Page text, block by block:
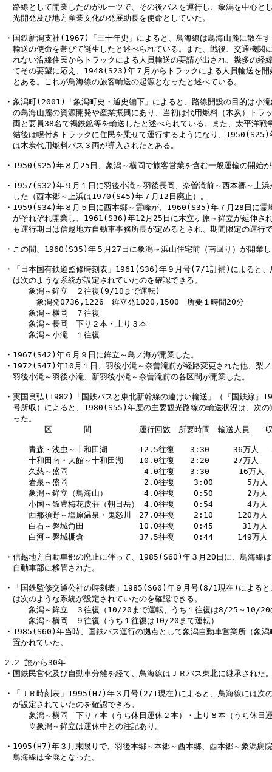
路線として開業したのがルーツで、その後バスを運行し、象潟を中心と
光開発及び地方産業文化の発展助長を使命としていた。
・国鉄新潟支社(1967)「三十年史」によると、鳥海線は鳥海山麓に散在
輸送の使命を帯びて誕生したと述べられている。また、戦後、交通機関
れない沿線住民からトラックによる人員輸送の要請が出され、幾多の経
てその要望に応え、1948(S23)年７月からトラックによる人員輸送を開
とある。これが鳥海線の旅客輸送の起源となったと述べている。
・象潟町(2001)「象潟町史・通史編下」によると、路線開設の目的は小
の鳥海山麓の資源開発や産業振興にあり、当初は代用燃料（木炭）トラ
両と要員38名で褐鉄鉱等を輸送したと述べられている。また、太平洋戦
結後は幌付きトラックに住民を乗せて運行するようになり、1950(S25)
は木炭代用燃料バス３両が導入されたとある。
・1950(S25)年８月25日、象潟～横岡で旅客営業を含む一般運輸の開始
・1957(S32)年９月１日に羽後小滝～羽後長岡、奈曽滝前～西本郷～上浜
した（西本郷～上浜は1970(S45)年７月12日廃止）。
・1959(S34)年８月５日に西本郷～霊峰が、1960(S35)年７月28日に霊
がそれぞれ開業し、1961(S36)年12月25日に木立ヶ原～鉾立が延伸さ
も運行期日は信越地方自動車事務所長が定めるとされ、期間限定の運行
・この間、1960(S35)年５月27日に象潟～浜山住宅前（南回り）が開業
・「日本国有鉄道監修時刻表」1961(S36)年９月号(7/1訂補)によると、
は次のような系統が設定されていたのを確認できる。
象潟～鉾立　２往復(9/10まで運転)
象潟発0736,1226　鉾立発1020,1500　所要１時間20分
象潟～横岡　７往復
象潟～長岡　下り２本・上り３本
象潟～小滝　１往復
・1967(S42)年６月９日に鉾立～鳥ノ海が開業した。
・1972(S47)年10月１日、羽後小滝～奈曽滝前が経路変更された他、梨
羽後小滝～羽後小滝、新羽後小滝～奈曽滝前の各区間が開業した。
・実国良弘(1982)「国鉄バスと東北新幹線の連けい輸送」（『国鉄線』
号所収）によると、1980(S55)年度の主要観光路線の輸送状況は、次の
った。
区　　　　間　　　　　　運行回数　所要時間　輸送人員　　
青森・浅虫～十和田湖　　　　12.5往復　　3:30　　　36万人　
十和田南・大館～十和田湖　　10.0往復　　2:20　　　27万人
久慈～盛岡　　　　　　　　　 4.0往復　　3:30      16万人
岩泉～盛岡　　　　　　　　　 2.0往復    3:00       5万人
象潟～鉾立（鳥海山）　　　　 4.0往復    0:50       2万人
小国～飯豊梅花皮荘（朝日岳） 4.0往復    0:54       4万人
西那須野～塩原温泉・鬼怒川　27.0往復    2:10     120万人
白石～磐城角田　　　　　　　10.0往復    0:45      31万
白河～磐城棚倉　　　　　　　37.5往復    0:44     149万人
・信越地方自動車部の廃止に伴って、1985(S60)年３月20日に、鳥海線
自動車部に移管された。
・「国鉄監修交通公社の時刻表」1985(S60)年９月号(8/1現在)によると
は次のような系統が設定されていたのを確認できる。
象潟～鉾立　３往復（10/20まで運転、うち１往復は8/25～10/20
象潟～横岡　９往復（うち１往復は10/20まで運転）
・1985(S60)年当時、国鉄バス運行の拠点として象潟自動車営業所（象潟
置かれていた。
2.2 旅から30年
・国鉄民営化及び自動車分離を経て、鳥海線はＪＲバス東北に継承された
・「ＪＲ時刻表」1995(H7)年３月号(2/1現在)によると、鳥海線には次
が設定されていたのを確認できる。
象潟～横岡　下り７本（うち休日運休２本）・上り８本（うち休日
※象潟～鉾立は運休中との注記あり。
・1995(H7)年３月末限りで、羽後本郷～本郷～西本郷、西本郷～象潟病
鳥海線は全廃となった。